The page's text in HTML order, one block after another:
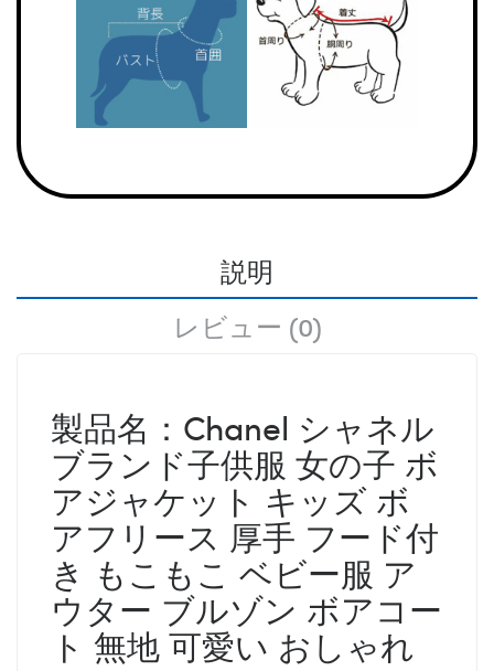
説明
レビュー (0)
製品名：Chanel シャネル
ブランド子供服 女の子 ボ
アジャケット キッズ ボ
アフリース 厚手 フード付
き もこもこ ベビー服 ア
ウター ブルゾン ボアコー
ト 無地 可愛い おしゃれ